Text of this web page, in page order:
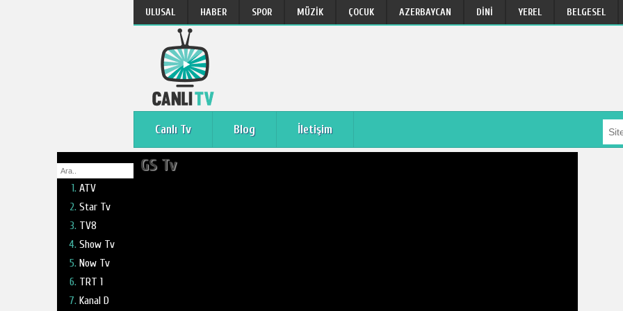
ULUSAL HABER SPOR MÜZIK ÇOCUK AZERBAYCAN DINI YEREL BELGESEL
Canlı Tv Blog İletişim
ATV
Star Tv
TV8
Show Tv
Now Tv
TRT 1
Kanal D
GS Tv